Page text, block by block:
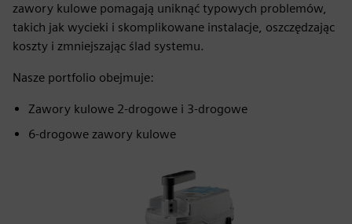
zawory kulowe pomagają uniknąć typowych problemów,
takich jak wycieki i skomplikowane instalacje, oszczędzając
koszty i zmniejszając ślad systemu.
Nasze portfolio obejmuje:
Zawory kulowe 2-drogowe i 3-drogowe
6-drogowe zawory kulowe